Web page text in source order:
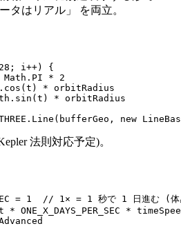
タはリアル」 を両立。
i++) {
* 2
* orbitRadius
* orbitRadius
法則対応予定)。
= 1  // 1× = 1 秒で 1 日進む (体
*